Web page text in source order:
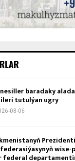
ne­sil­ler ba­ra­da­ky
ile­ri tu­tul­ýan ug­ry
08-06
wise-
federal